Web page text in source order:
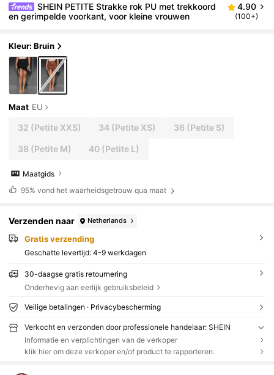
SHEIN PETITE Strakke rok PU met trekkoord
en gerimpelde voorkant, voor kleine vrouwen
4.90
(100+)
Kleur: Bruin
Maat EU
32 (Petite XXS) 34 (Petite XS) 36 (Petite S)
38 (Petite M) 40 (Petite L)
Maatgids
95% vond het waarheidsgetrouw qua maat
Verzenden naar Netherlands
Gratis verzending
Geschatte levertijd: 4-9 werkdagen
30-daagse gratis retournering
Onderhevig aan eerlijk gebruiksbeleid
Veilige betalingen · Privacybescherming
Verkocht en verzonden door professionele handelaar: SHEIN
Informatie en verplichtingen van de verkoper
klik hier om deze verkoper en/of product te rapporteren.